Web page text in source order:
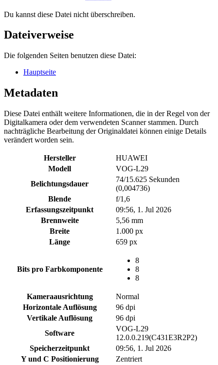
Du kannst diese Datei nicht überschreiben.
Dateiverweise
Die folgenden Seiten benutzen diese Datei:
Hauptseite
Metadaten
Diese Datei enthält weitere Informationen, die in der Regel von der
Digitalkamera oder dem verwendeten Scanner stammen. Durch
nachträgliche Bearbeitung der Originaldatei können einige Details
verändert worden sein.
Hersteller
HUAWEI
Modell
VOG-L29
Belichtungsdauer
74/15.625 Sekunden
(0,004736)
Blende
f/1,6
Erfassungszeitpunkt
09:56, 1. Jul 2026
Brennweite
5,56 mm
Breite
1.000 px
Länge
659 px
Bits pro Farbkomponente
8
8
8
Kameraausrichtung
Normal
Horizontale Auflösung
96 dpi
Vertikale Auflösung
96 dpi
Software
VOG-L29
12.0.0.219(C431E3R2P2)
Speicherzeitpunkt
09:56, 1. Jul 2026
Y und C Positionierung
Zentriert